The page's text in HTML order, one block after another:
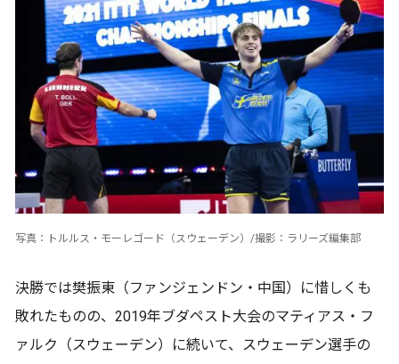
写真：トルルス・モーレゴード（スウェーデン）/撮影：ラリーズ編集部
決勝では樊振東（ファンジェンドン・中国）に惜しくも
敗れたものの、2019年ブダペスト大会のマティアス・フ
ァルク（スウェーデン）に続いて、スウェーデン選手の